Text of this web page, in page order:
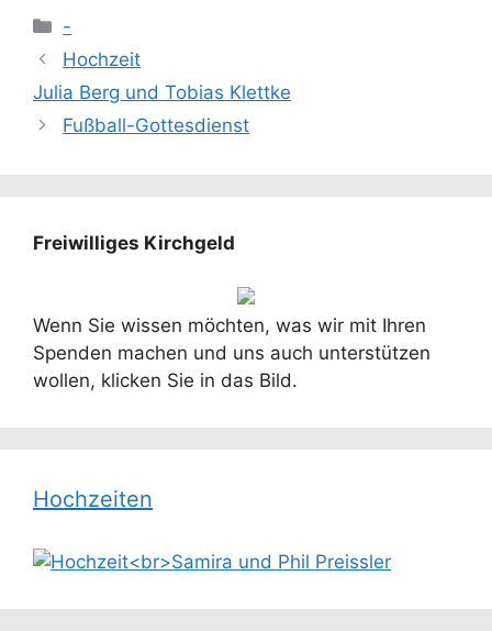
Kategorien
-
Hochzeit
Julia Berg und Tobias Klettke
Fußball-Gottesdienst
Freiwilliges Kirchgeld
Wenn Sie wissen möchten, was wir mit Ihren
Spenden machen und uns auch unterstützen
wollen, klicken Sie in das Bild.
Hochzeiten